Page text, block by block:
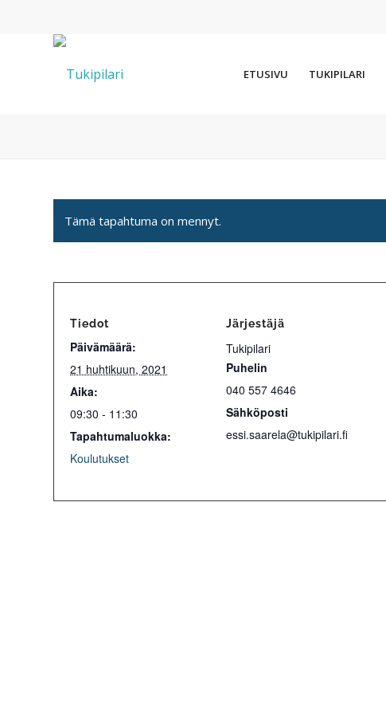
ETUSIVU TUKIPILARI
Tämä tapahtuma on mennyt.
Tiedot
Päivämäärä:
21 huhtikuun, 2021
Aika:
09:30 - 11:30
Tapahtumaluokka:
Koulutukset
Järjestäjä
Tukipilari
Puhelin
040 557 4646
Sähköposti
essi.saarela@tukipilari.fi